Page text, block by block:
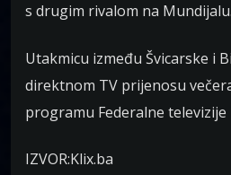
s drugim rivalom na Mundijalu.
Utakmicu između Švicarske i
direktnom TV prijenosu
programu Federalne televizije
IZVOR:Klix.ba